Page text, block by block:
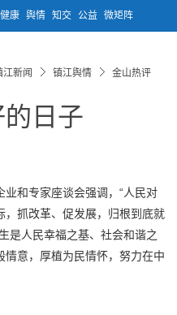
健康 舆情 知交 公益 微矩阵
江新闻 镇江舆情 金山热评
日子
和专家座谈会强调，“人民对
，抓改革、促发展，归根到底就
是人民幸福之基、社会和谐之
意，厚植为民情怀，努力在中